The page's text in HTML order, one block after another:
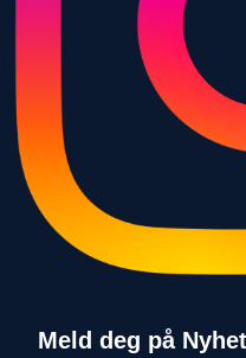
Meld deg på